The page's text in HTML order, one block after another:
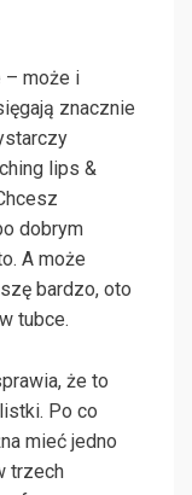
– może i
znacznie
lips &
dobrym
A może
bardzo, oto
tubce.
że to
Po co
mieć jedno
trzech